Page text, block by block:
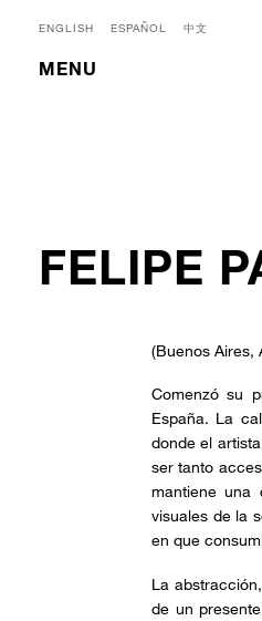
ENGLISH ESPAÑOL 中文
MENU
FELIPE
(Buenos Aires,
Comenzó su
España. La
donde el
ser tanto
mantiene una
visuales de la
en que
La
de un